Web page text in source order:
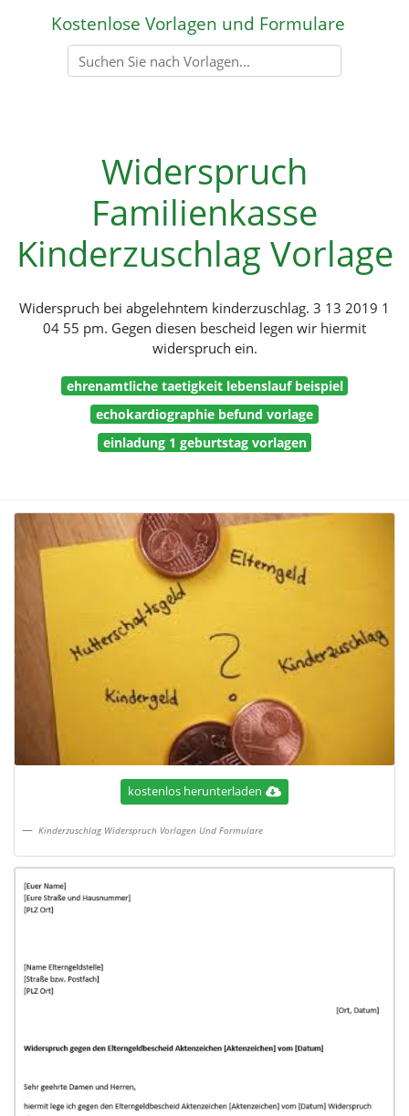
Kostenlose Vorlagen und Formulare
Widerspruch
Familienkasse
Kinderzuschlag Vorlage
Widerspruch bei abgelehntem kinderzuschlag. 3 13 2019 1
04 55 pm. Gegen diesen bescheid legen wir hiermit
widerspruch ein.
ehrenamtliche taetigkeit lebenslauf beispiel
echokardiographie befund vorlage
einladung 1 geburtstag vorlagen
kostenlos herunterladen
Kinderzuschlag Widerspruch Vorlagen Und Formulare